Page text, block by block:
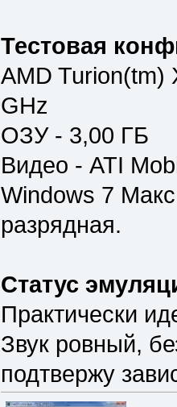
Тестовая
AMD Turion(tm)
GHz
ОЗУ - 3,00 ГБ
Видео - ATI
Windows 7
разрядная.
Статус
Практически
Звук ровный,
подтвержу